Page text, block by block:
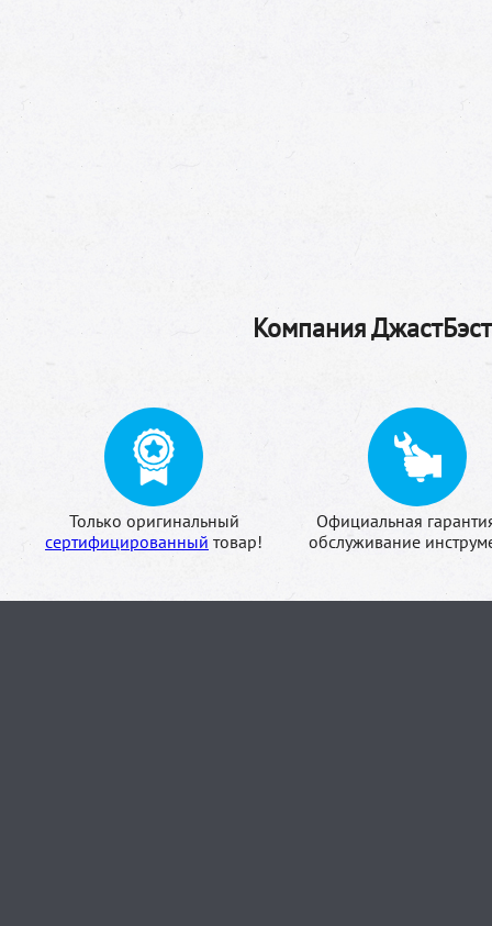
Компания
Только оригинальный
сертифицированный товар!
Официальная
обслуживание